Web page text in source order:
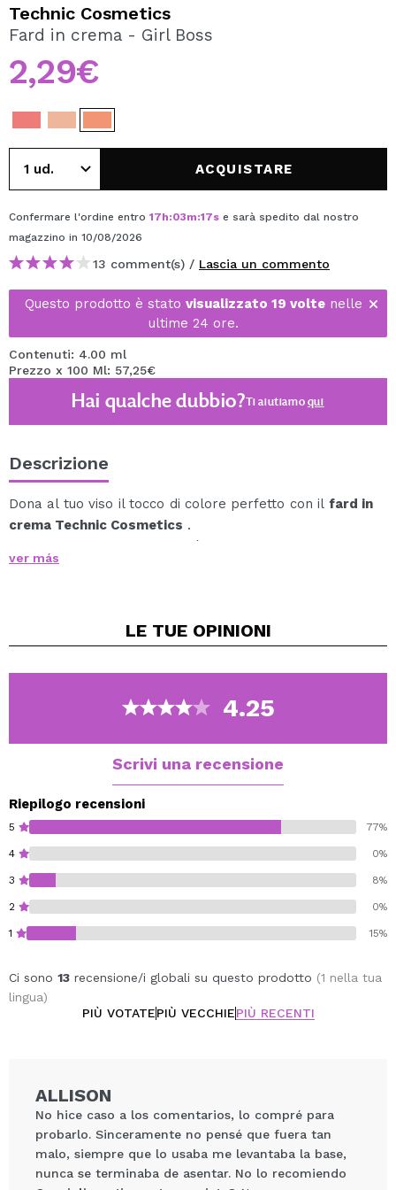
Creando un account su Maquibeauty.it potrai fare i tuoi
acquisti velocemente, controllare lo stato dei tuoi ordini e
consultare le tue operazioni precedenti.
CREARE UN ACCOUNT
Technic Cosmetics
Fard in crema - Girl Boss
2,29€
ACQUISTARE
Confermare l'ordine entro 17h:03m:17s e sarà spedito dal nostro
magazzino in 10/08/2026
13 comment(s) / Lascia un commento
Questo prodotto è stato visualizzato 19 volte nelle
ultime 24 ore.
Contenuti: 4.00 ml
Prezzo x 100 Ml: 57,25€
Hai qualche dubbio?Ti aiutiamoqui
Descrizione
Dona al tuo viso il tocco di colore perfetto con il fard in
crema Technic Cosmetics .
Cream Blush di Technic è il fard più leggero e
confortevole da applicare e da indossare.
finitura preferita.
ver más
LE TUE OPINIONI
4.25
Scrivi una recensione
Riepilogo recensioni
5 77%
4 0%
3 8%
2 0%
1 15%
Ci sono 13 recensione/i globali su questo prodotto (1 nella tua
lingua)
PIÙ VOTATEPIÙ VECCHIEPIÙ RECENTI
ALLISON
No hice caso a los comentarios, lo compré para
probarlo. Sinceramente no pensé que fuera tan
malo, siempre que lo usaba me levantaba la base,
nunca se terminaba de asentar. No lo recomiendo